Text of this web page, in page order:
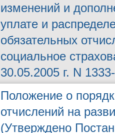
изменений и
уплате и
обязательных
социальное
30.05.2005 г. N
Положение о
отчислений на
(Утверждено